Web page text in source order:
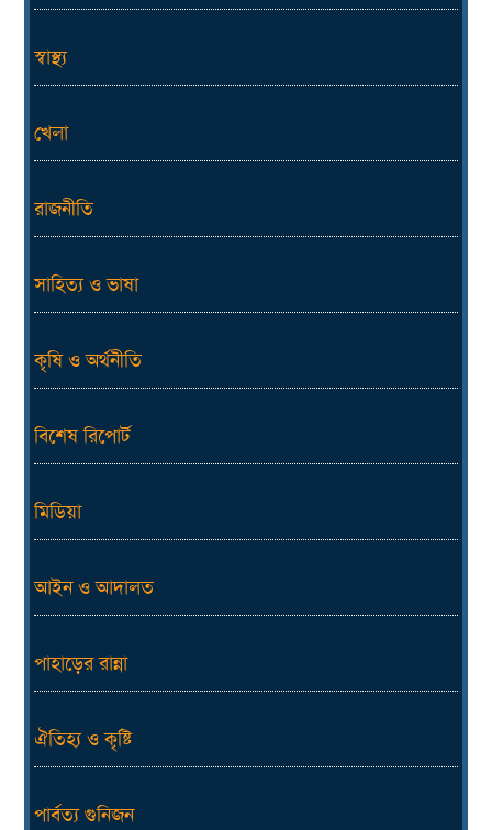
স্বাস্থ্য
খেলা
রাজনীতি
সাহিত্য ও ভাষা
কৃষি ও অর্থনীতি
বিশেষ রিপোর্ট
মিডিয়া
আইন ও আদালত
পাহাড়ের রান্না
ঐতিহ্য ও কৃষ্টি
পার্বত্য গুনিজন